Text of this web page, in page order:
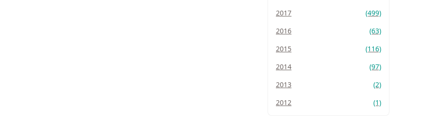
2017
(499)
2016
(63)
2015
(116)
2014
(97)
2013
(2)
2012
(1)